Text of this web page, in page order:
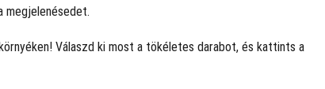
megjelenésedet.
Válaszd ki most a tökéletes darabot, és kattints a